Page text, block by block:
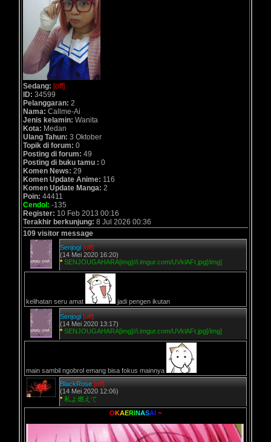
Sedang: [off]
ID: 34599
Pelanggaran: 2
Nama: Callme-Ai
Jenis kelamin: Wanita
Kota: Medan
Ulang Tahun: 3 Oktober
Topik di forum: 0
Posting di forum: 49
Posting di buku tamu : 0
Komen News: 29
Komen Update Anime: 116
Komen Update Manga: 2
Poin: 44411
Cendol: -135
Register: 10 Feb 2013 00:16
Terakhir berkunjung: 8 Jul 2026 00:36
109 visitor message
Senjogi [off]
(14 Mei 2020 16:20)
* SENJOUGAHARA[img]//i.imgur.com/UVklAFt.jpg[/img]
kelihatan seru amat jadi pengen ikutan
Senjogi [off]
(14 Mei 2020 13:17)
* SENJOUGAHARA[img]//i.imgur.com/UVklAFt.jpg[/img]
main sambil ngobrol emang bisa fokus mainnya
BlackRose [off]
(14 Mei 2020 12:06)
* 私よ燃えて
OKAERINASAI ~